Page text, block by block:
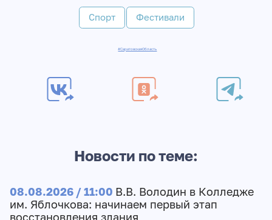
Спорт Фестивали
#СаратовскаяОбласть
Новости по теме:
08.08.2026 / 11:00 В.В. Володин в Колледже
им. Яблочкова: начинаем первый этап
восстановления здания